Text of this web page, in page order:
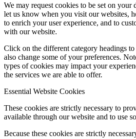
We may request cookies to be set on your
let us know when you visit our websites,
to enrich your user experience, and to
with our website.
Click on the different category headings
also change some of your preferences.
types of cookies may impact your
the services we are able to offer.
Essential Website Cookies
These cookies are strictly necessary to
available through our website and to use
Because these cookies are strictly